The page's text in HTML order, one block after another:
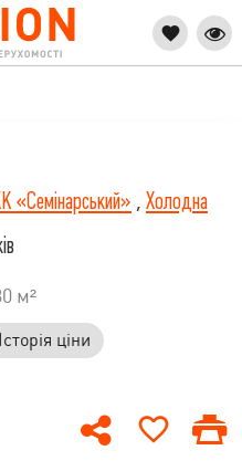
«Семінарський» , Холодна
м²
Історія ціни